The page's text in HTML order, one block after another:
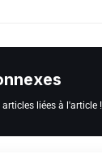
articles liées à l'article !